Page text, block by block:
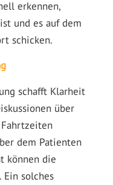
erkennen,
und es auf dem
schicken.
schafft Klarheit
über
dem Patienten
können die
solches